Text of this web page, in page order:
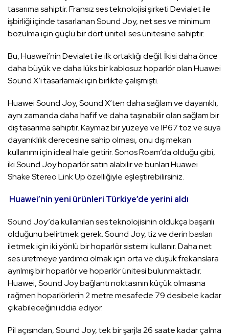
tasarıma sahiptir. Fransız ses teknolojisi şirketi Devialet ile
işbirliği içinde tasarlanan Sound Joy, net ses ve minimum
bozulma için güçlü bir dört üniteli ses ünitesine sahiptir.
Bu, Huawei’nin Devialet ile ilk ortaklığı değil. İkisi daha önce
daha büyük ve daha lüks bir kablosuz hoparlör olan Huawei
Sound X’i tasarlamak için birlikte çalışmıştı.
Huawei Sound Joy, Sound X’ten daha sağlam ve dayanıklı,
aynı zamanda daha hafif ve daha taşınabilir olan sağlam bir
dış tasarıma sahiptir. Kaymaz bir yüzeye ve IP67 toz ve suya
dayanıklılık derecesine sahip olması, onu dış mekan
kullanımı için ideal hale getirir. Sonos Roam’da olduğu gibi,
iki Sound Joy hoparlör satın alabilir ve bunları Huawei
Shake Stereo Link Up özelliğiyle eşleştirebilirsiniz.
Huawei’nin yeni ürünleri Türkiye’de yerini aldı
Sound Joy’da kullanılan ses teknolojisinin oldukça başarılı
olduğunu belirtmek gerek. Sound Joy, tiz ve derin basları
iletmek için iki yönlü bir hoparlör sistemi kullanır. Daha net
ses üretmeye yardımcı olmak için orta ve düşük frekanslara
ayrılmış bir hoparlör ve hoparlör ünitesi bulunmaktadır.
Huawei, Sound Joy bağlantı noktasının küçük olmasına
rağmen hoparlörlerin 2 metre mesafede 79 desibele kadar
çıkabileceğini iddia ediyor.
Pil açısından, Sound Joy, tek bir şarjla 26 saate kadar çalma